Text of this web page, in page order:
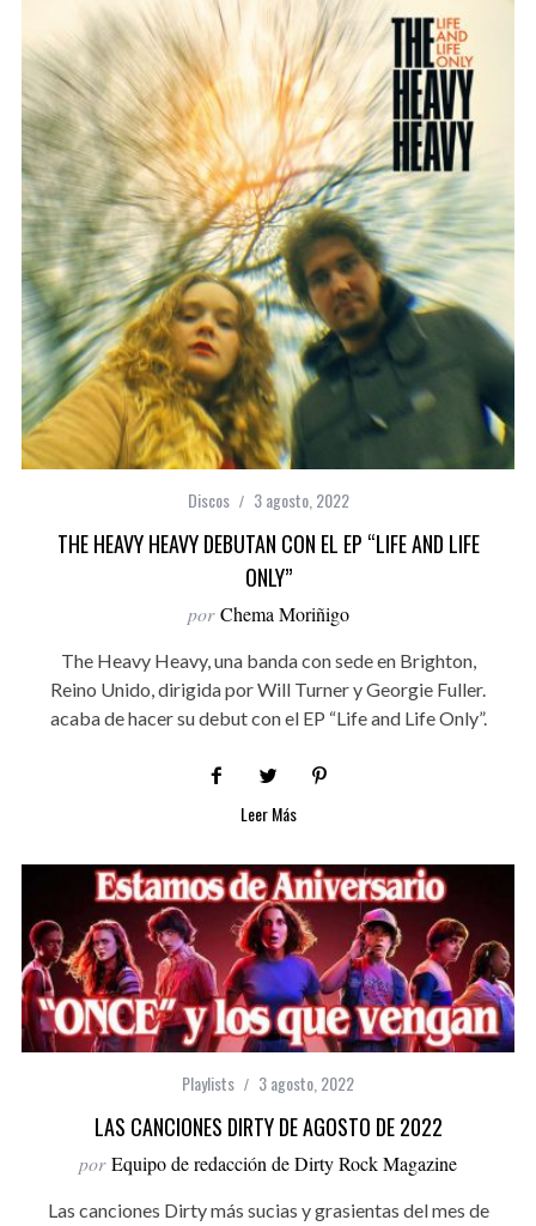
Discos 3 agosto, 2022
THE HEAVY HEAVY DEBUTAN CON EL EP “LIFE AND LIFE
ONLY”
por Chema Moriñigo
The Heavy Heavy, una banda con sede en Brighton,
Reino Unido, dirigida por Will Turner y Georgie Fuller.
acaba de hacer su debut con el EP “Life and Life Only”.
Leer Más
Playlists 3 agosto, 2022
LAS CANCIONES DIRTY DE AGOSTO DE 2022
por Equipo de redacción de Dirty Rock Magazine
Las canciones Dirty más sucias y grasientas del mes de